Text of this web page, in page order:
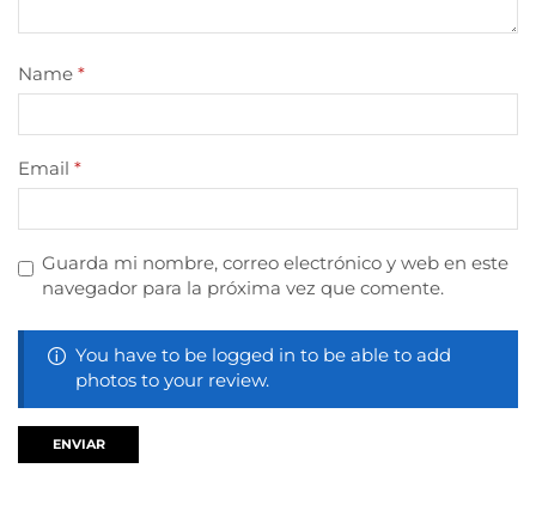
Name *
Email *
Guarda mi nombre, correo electrónico y web en este
navegador para la próxima vez que comente.
You have to be logged in to be able to add
photos to your review.